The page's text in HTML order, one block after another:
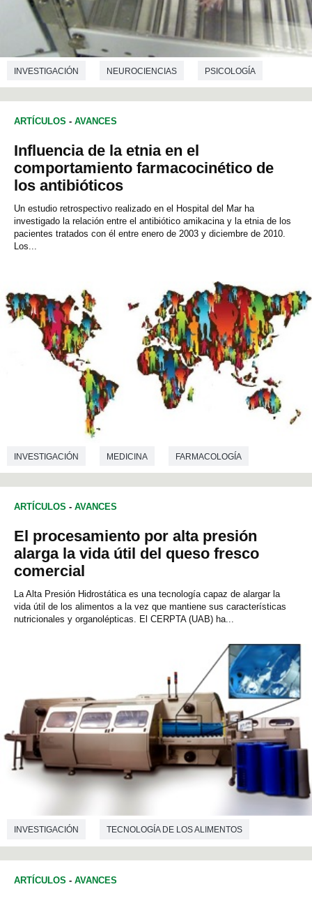
INVESTIGACIÓN NEUROCIENCIAS PSICOLOGÍA
ARTÍCULOS - AVANCES
Influencia de la etnia en el
comportamiento farmacocinético de
los antibióticos
Un estudio retrospectivo realizado en el Hospital del Mar ha
investigado la relación entre el antibiótico amikacina y la etnia de los
pacientes tratados con él entre enero de 2003 y diciembre de 2010.
Los...
INVESTIGACIÓN MEDICINA FARMACOLOGÍA
ARTÍCULOS - AVANCES
El procesamiento por alta presión
alarga la vida útil del queso fresco
comercial
La Alta Presión Hidrostática es una tecnología capaz de alargar la
vida útil de los alimentos a la vez que mantiene sus características
nutricionales y organolépticas. El CERPTA (UAB) ha...
INVESTIGACIÓN TECNOLOGÍA DE LOS ALIMENTOS
ARTÍCULOS - AVANCES